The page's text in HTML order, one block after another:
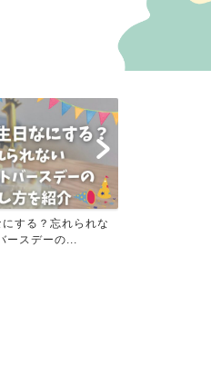
する？忘れられな
ースデーの...